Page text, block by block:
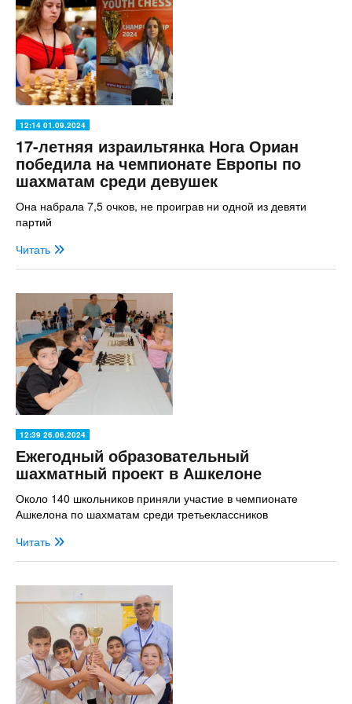
12:14 01.09.2024
17-летняя израильтянка Нога Ориан
победила на чемпионате Европы по
шахматам среди девушек
Она набрала 7,5 очков, не проиграв ни одной из девяти
партий
Читать
12:39 26.06.2024
Ежегодный образовательный
шахматный проект в Ашкелоне
Около 140 школьников приняли участие в чемпионате
Ашкелона по шахматам среди третьеклассников
Читать